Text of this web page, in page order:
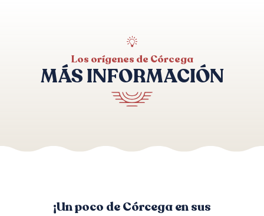
Los orígenes de Córcega
MÁS INFORMACIÓN
¡Un poco de Córcega en sus